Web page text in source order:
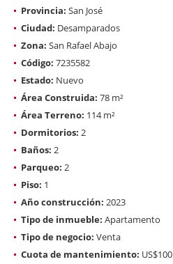
Provincia: San José
Ciudad: Desamparados
Zona: San Rafael Abajo
Código: 7235582
Estado: Nuevo
Área Construida: 78 m²
Área Terreno: 114 m²
Dormitorios: 2
Baños: 2
Parqueo: 2
Piso: 1
Año construcción: 2023
Tipo de inmueble: Apartamento
Tipo de negocio: Venta
Cuota de mantenimiento: US$100